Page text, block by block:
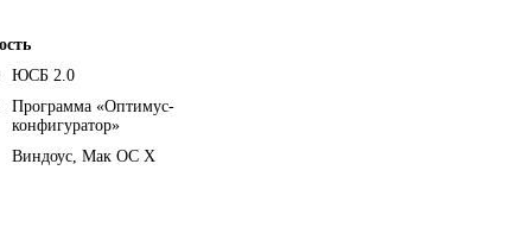
ЮСБ 2.0
Программа «Оптимус-
конфигуратор»
Виндоус, Мак ОС X